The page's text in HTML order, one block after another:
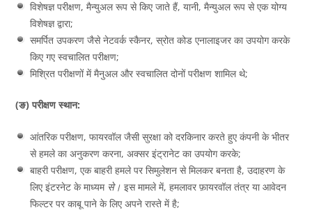
विशेषज्ञ परीक्षण, मैन्युअल रूप से किए जाते हैं, यानी, मैन्युअल रूप से एक योग्य
विशेषज्ञ द्वारा;
समर्पित उपकरण जैसे नेटवर्क स्कैनर, स्रोत कोड एनालाइजर का उपयोग करके
किए गए स्वचालित परीक्षण;
मिश्रित परीक्षणों में मैनुअल और स्वचालित दोनों परीक्षण शामिल थे;
(ङ) परीक्षण स्थान:
आंतरिक परीक्षण, फायरवॉल जैसी सुरक्षा को दरकिनार करते हुए कंपनी के भीतर
से हमले का अनुकरण करना, अक्सर इंट्रानेट का उपयोग करके;
बाहरी परीक्षण, एक बाहरी हमले पर सिमुलेशन से मिलकर बनता है, उदाहरण के
लिए इंटरनेट के माध्यम से। इस मामले में, हमलावर फ़ायरवॉल तंत्र या आवेदन
फिल्टर पर काबू पाने के लिए अपने रास्ते में है;